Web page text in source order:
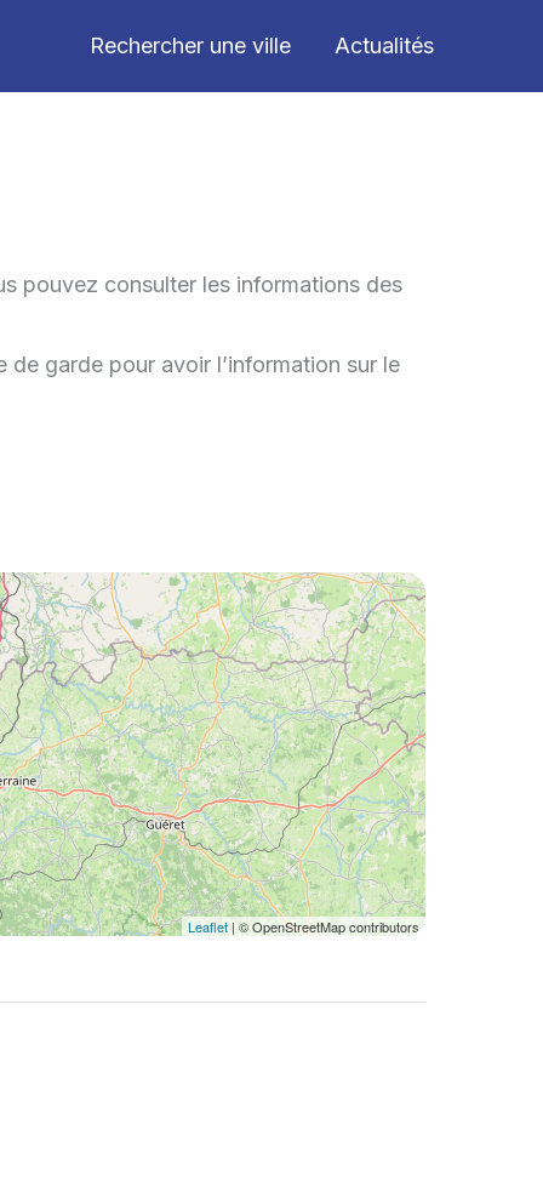
Rechercher une ville Actualités
pouvez consulter les informations des
garde pour avoir l’information sur le
Leaflet | © OpenStreetMap contributors